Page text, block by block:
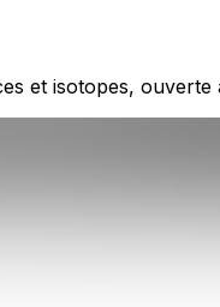
et isotopes,